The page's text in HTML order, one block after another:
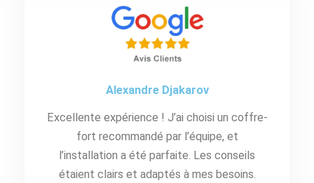
Alexandre Djakarov
Excellente expérience ! J’ai choisi un coffre-
fort recommandé par l’équipe, et
l’installation a été parfaite. Les conseils
étaient clairs et adaptés à mes besoins.